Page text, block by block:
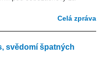
Celá zpráva
svědomí špatných